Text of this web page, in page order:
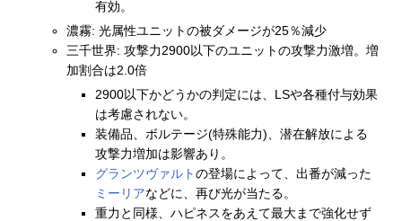
有効。
濃霧: 光属性ユニットの被ダメージが25％減少
三千世界: 攻撃力2900以下のユニットの攻撃力激増。増
加割合は2.0倍
2900以下かどうかの判定には、LSや各種付与効果
は考慮されない。
装備品、ボルテージ(特殊能力)、潜在解放による
攻撃力増加は影響あり。
グランツヴァルトの登場によって、出番が減った
ミーリアなどに、再び光が当たる。
重力と同様、ハピネスをあえて最大まで強化せず